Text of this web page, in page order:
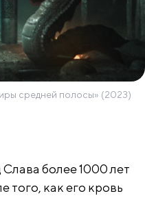
средней полосы» (2023)
более 1000 лет
того, как его кровь